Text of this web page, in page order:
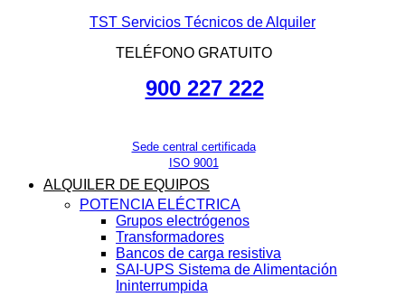
TST Servicios Técnicos de Alquiler
TELÉFONO GRATUITO
900 227 222
Sede central certificada
ISO 9001
ALQUILER DE EQUIPOS
POTENCIA ELÉCTRICA
Grupos electrógenos
Transformadores
Bancos de carga resistiva
SAI-UPS Sistema de Alimentación
Ininterrumpida